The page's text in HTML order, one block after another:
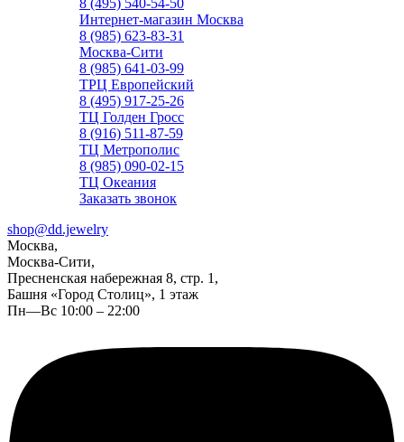
8 (495) 540-54-50
Интернет-магазин Москва
8 (985) 623-83-31
Москва-Сити
8 (985) 641-03-99
ТРЦ Европейский
8 (495) 917-25-26
ТЦ Голден Гросс
8 (916) 511-87-59
ТЦ Метрополис
8 (985) 090-02-15
ТЦ Океания
Заказать звонок
shop@dd.jewelry
Москва,
Москва-Сити,
Пресненская набережная 8, стр. 1,
Башня «Город Столиц», 1 этаж
Пн—Вс 10:00 – 22:00